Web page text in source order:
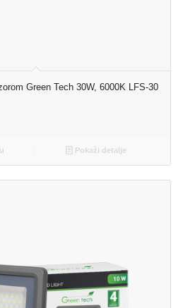
Green Tech 30W, 6000K LFS-30
Pokaži detalje